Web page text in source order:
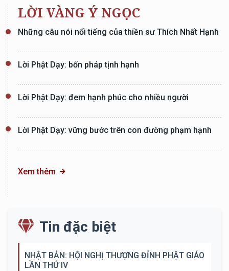
LỜI VÀNG Ý NGỌC
Những câu nói nổi tiếng của thiền sư Thích Nhất Hạnh
Lời Phật Dạy: bốn pháp tịnh hạnh
Lời Phật Dạy: đem hạnh phúc cho nhiều người
Lời Phật Dạy: vững bước trên con đường phạm hạnh
Xem thêm
Tin đặc biệt
NHẬT BẢN: HỘI NGHỊ THƯỢNG ĐỈNH PHẬT GIÁO
LẦN THỨ IV